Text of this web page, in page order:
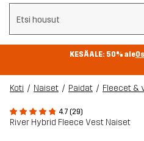
Tyhjennä haku
KESÄALE: 50% ale
Koti Naiset Paidat Fleecet &
4.7 (29)
River Hybrid Fleece Vest Naiset